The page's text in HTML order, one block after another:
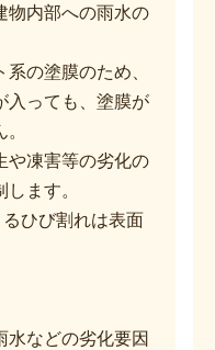
物内部への雨水の
の塗膜のため、
入っても、塗膜が
や凍害等の劣化の
ます。
ひび割れは表面
水などの劣化要因